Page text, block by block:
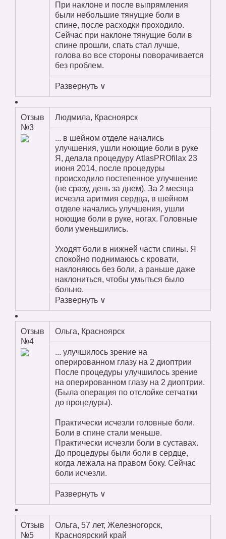
При наклоне и после выпрямления
были небольшие тянущие боли в
спине, после расходки проходило.
Сейчас при наклоне тянущие боли в
спине прошли, спать стал лучше,
голова во все стороны поворачивается
без проблем.
Развернуть ∨
Отзыв
№3
Людмила, Красноярск
... в шейном отделе начались
улучшения, ушли ноющие боли в руке
Я, делала процедуру AtlasPROfilax 23
июня 2014, после процедуры
происходило постепенное улучшение
(не сразу, день за днем). За 2 месяца
исчезла аритмия сердца, в шейном
отделе начались улучшения, ушли
ноющие боли в руке, ногах. Головные
боли уменьшились.
Уходят боли в нижней части спины. Я
спокойно поднимаюсь с кровати,
наклоняюсь без боли, а раньше даже
наклониться, чтобы умыться было
больно.
Развернуть ∨
Отзыв
№4
Ольга, Красноярск
... улучшилось зрение на
оперированном глазу на 2 диоптрии
После процедуры улучшилось зрение
на оперированном глазу на 2 диоптрии.
(Была операция по отслойке сетчатки
до процедуры).
Практически исчезли головные боли.
Боли в спине стали меньше.
Практически исчезли боли в суставах.
До процедуры были боли в сердце,
когда лежала на правом боку. Сейчас
боли исчезли.
Развернуть ∨
Отзыв
№5
Ольга, 57 лет, Железногорск,
Красноярский край